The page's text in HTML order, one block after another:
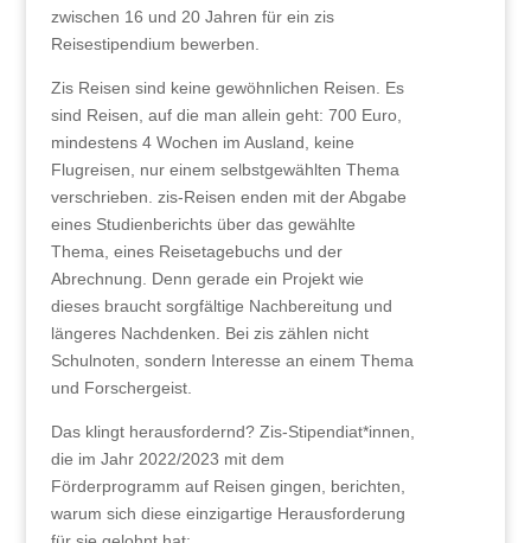
zwischen 16 und 20 Jahren für ein zis
Reisestipendium bewerben.
Zis Reisen sind keine gewöhnlichen Reisen. Es
sind Reisen, auf die man allein geht: 700 Euro,
mindestens 4 Wochen im Ausland, keine
Flugreisen, nur einem selbstgewählten Thema
verschrieben. zis-Reisen enden mit der Abgabe
eines Studienberichts über das gewählte
Thema, eines Reisetagebuchs und der
Abrechnung. Denn gerade ein Projekt wie
dieses braucht sorgfältige Nachbereitung und
längeres Nachdenken. Bei zis zählen nicht
Schulnoten, sondern Interesse an einem Thema
und Forschergeist.
Das klingt herausfordernd? Zis-Stipendiat*innen,
die im Jahr 2022/2023 mit dem
Förderprogramm auf Reisen gingen, berichten,
warum sich diese einzigartige Herausforderung